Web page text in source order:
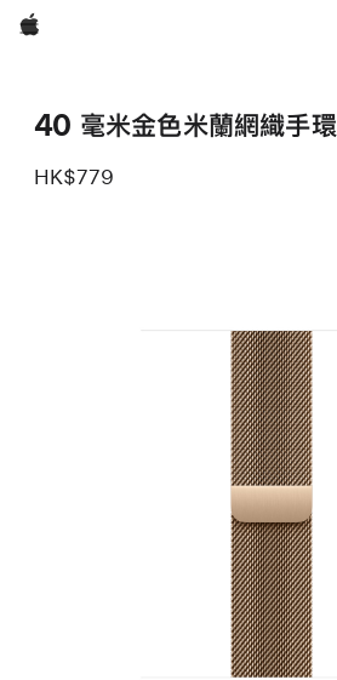
Apple
40 毫米金色米蘭網織手環
HK$779